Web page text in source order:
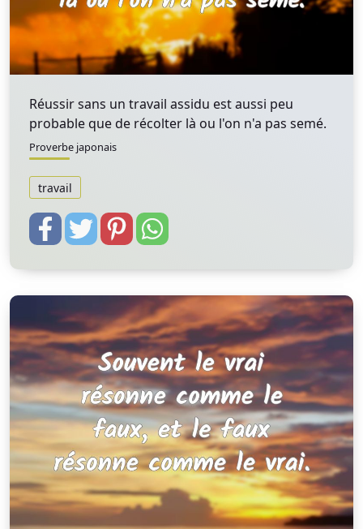
Réussir sans un travail assidu est aussi peu
probable que de récolter là ou l'on n'a pas semé.
Proverbe japonais
travail